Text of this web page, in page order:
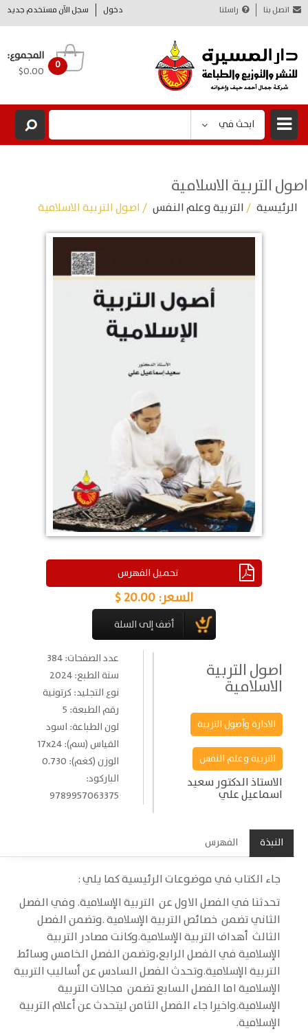
دخول سجل الآن مستخدم جديد اتصل بنا راسلنا
0
المجموع:
$0.00
ابحث في
اصول التربية الاسلامية
الرئيسية /التربية وعلم النفس / اصول التربية الاسلامية
تحميل الفهرس
السعر: 20.00 $
اصول التربية
الاسلامية
الادارة وأصول التربية
التربية وعلم النفس
الاستاذ الدكتور سعيد
اسماعيل علي
عدد الصفحات: 384
سنة الطبع: 2024
نوع التجليد: كرتونية
رقم الطبعة: 5
لون الطباعة: اسود
القياس (سم): 17x24
الوزن (كغم): 0.730
الباركود:
9789957063375
النبذة الفهرس
جاء الكتاب في موضوعات الرئيسية كما يلي :
تحدثنا في الفصل الاول عن التربية الإسلامية. وفي الفصل
الثاني تضمن خصائص التربية الإسلامية .وتضمن الفصل
الثالث أهداف التربية الإسلامية.وكانت مصادر التربية
الإسلامية في الفصل الرابع،وتضمن الفصل الخامس وسائط
التربية الإسلامية.وتحدث الفصل السادس عن أساليب التربية
الإسلامية اما الفصل السابع تضمن مجالات التربية
الإسلامية.واخيرا جاء الفصل الثامن ليتحدث عن أعلام التربية
الإسلامية.